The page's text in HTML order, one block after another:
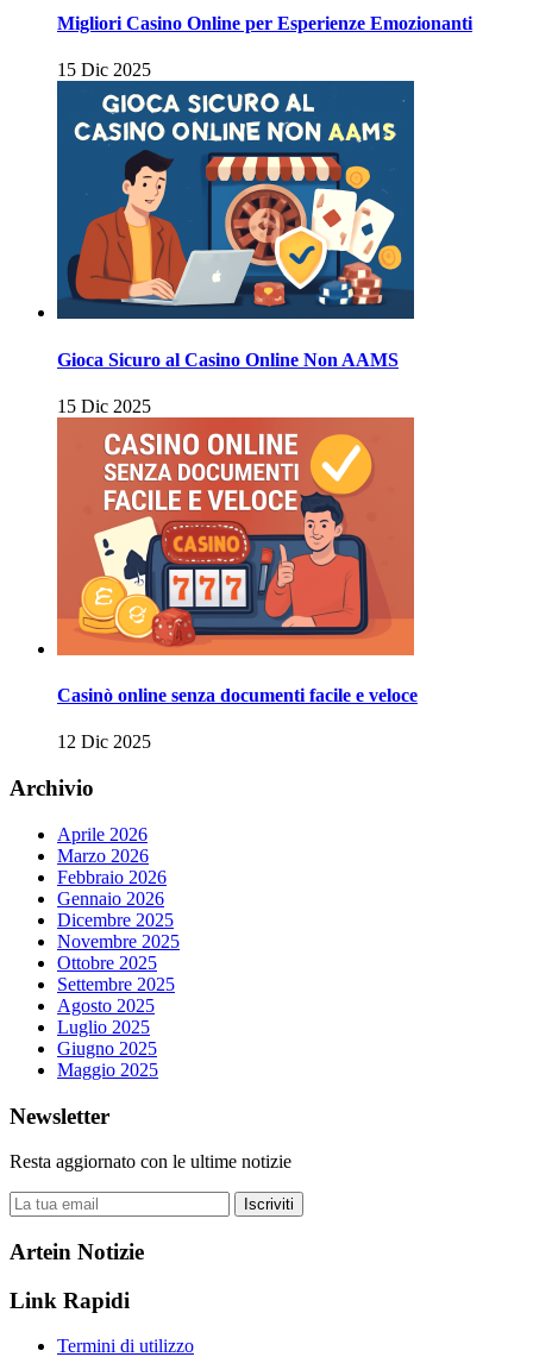
Migliori Casino Online per Esperienze Emozionanti
15 Dic 2025
Gioca Sicuro al Casino Online Non AAMS
15 Dic 2025
Casinò online senza documenti facile e veloce
12 Dic 2025
Archivio
Aprile 2026
Marzo 2026
Febbraio 2026
Gennaio 2026
Dicembre 2025
Novembre 2025
Ottobre 2025
Settembre 2025
Agosto 2025
Luglio 2025
Giugno 2025
Maggio 2025
Newsletter
Resta aggiornato con le ultime notizie
Iscriviti
Artein Notizie
Link Rapidi
Termini di utilizzo